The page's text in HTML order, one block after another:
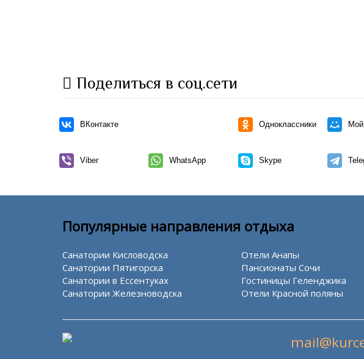
Поделиться в соц.сети
ВКонтакте Одноклассники
Viber WhatsApp Skype
Популярные направления отдыха
Санатории Кисловодска
Санатории Пятигорска
Санатории в Ессентуках
Санатории Железноводска
Отели Анапы
Пансионаты Сочи
Гостиницы Геленджика
Отели Красной поляны